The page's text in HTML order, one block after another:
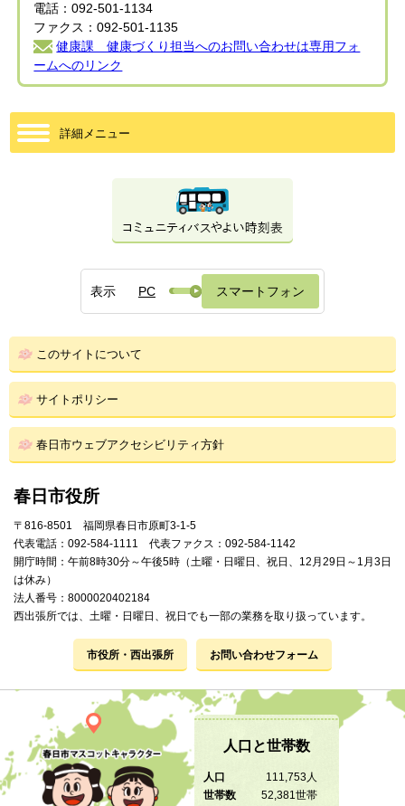
電話：092-501-1134
ファクス：092-501-1135
健康課 健康づくり担当へのお問い合わせは専用フォ
ームへのリンク
詳細メニュー
表示 PC スマートフォン
このサイトについて
サイトポリシー
春日市ウェブアクセシビリティ方針
春日市役所
〒816-8501 福岡県春日市原町3-1-5
代表電話：092-584-1111 代表ファクス：092-584-1142
開庁時間：午前8時30分～午後5時（土曜・日曜日、祝日、12月29日～1月3日
は休み）
法人番号：8000020402184
西出張所では、土曜・日曜日、祝日でも一部の業務を取り扱っています。
市役所・西出張所 お問い合わせフォーム
人口と世帯数
人口
111,753人
世帯数
52,381世帯